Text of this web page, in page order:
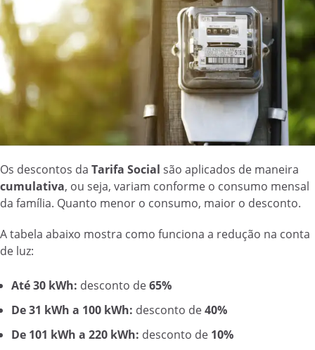
Os descontos da Tarifa Social são aplicados de maneira
cumulativa, ou seja, variam conforme o consumo mensal
da família. Quanto menor o consumo, maior o desconto.
A tabela abaixo mostra como funciona a redução na conta
de luz:
Até 30 kWh: desconto de65%
De 31 kWh a 100 kWh: desconto de40%
De 101 kWh a 220 kWh: desconto de 10%